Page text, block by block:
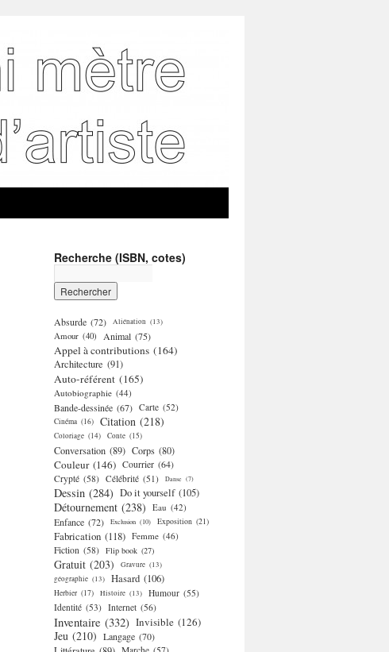
Recherche (ISBN, cotes)
Absurde (72) Aliénation (13)
Amour (40) Animal (75)
Appel à contributions (164)
Architecture (91)
Auto-référent (165)
Autobiographie (44)
Bande-dessinée (67) Carte (52)
Cinéma (16) Citation (218)
Coloriage (14) Conte (15)
Conversation (89) Corps (80)
Couleur (146) Courrier (64)
Crypté (58) Célébrité (51) Danse (7)
Dessin (284) Do it yourself (105)
Détournement (238) Eau (42)
Enfance (72) Exclusion (10) Exposition (21)
Fabrication (118) Femme (46)
Fiction (58) Flip book (27)
Gratuit (203) Gravure (13)
géographie (13) Hasard (106)
Herbier (17) Histoire (13) Humour (55)
Identité (53) Internet (56)
Inventaire (332) Invisible (126)
Jeu (210) Langage (70)